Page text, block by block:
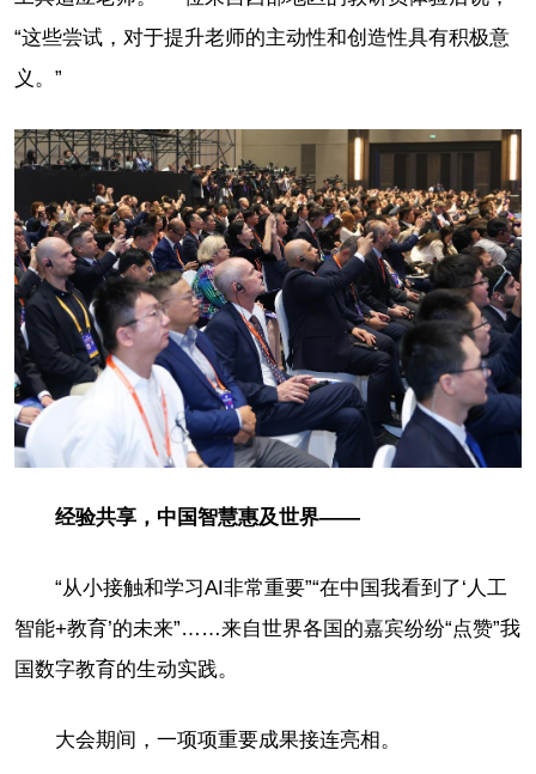
“这些尝试，对于提升老师的主动性和创造性具有积极意
义。”
经验共享，中国智慧惠及世界——
“从小接触和学习AI非常重要”“在中国我看到了‘人工
智能+教育’的未来”……来自世界各国的嘉宾纷纷“点赞”我
国数字教育的生动实践。
大会期间，一项项重要成果接连亮相。